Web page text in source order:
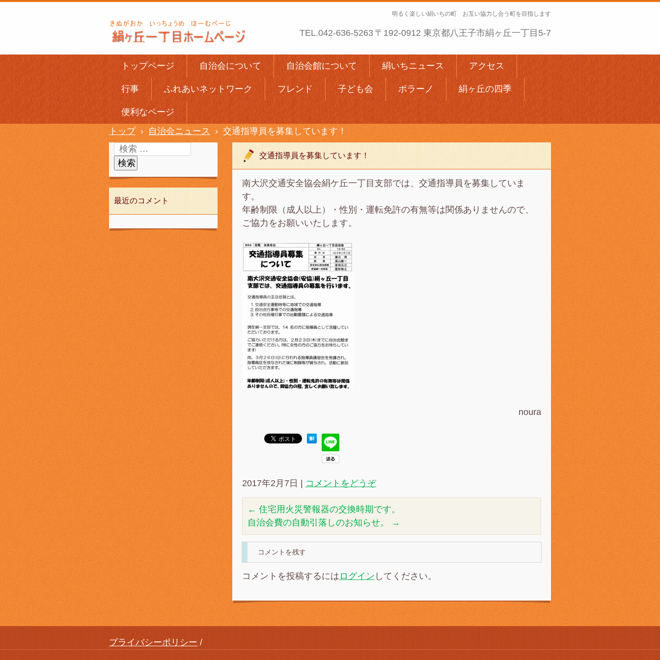
明るく楽しい絹いちの町 お互い協力し合う町を目指します
TEL.042-636-5263 〒192-0912 東京都八王子市絹ヶ丘一丁目5-7
トップページ 自治会について 自治会館について 絹いちニュース アクセス
行事 ふれあいネットワーク フレンド 子ども会 ポラーノ 絹ヶ丘の四季
便利なページ
トップ › 自治会ニュース › 交通指導員を募集しています！
交通指導員を募集しています！
南大沢交通安全協会絹ケ丘一丁目支部では、交通指導員を募集していま
す。
年齢制限（成人以上）・性別・運転免許の有無等は関係ありませんので、
ご協力をお願いいたします。
noura
2017年2月7日 コメントをどうぞ
← 住宅用火災警報器の交換時期です。
自治会費の自動引落しのお知らせ。
→
コメントを残す
コメントを投稿するには ログイン してください。
最近のコメント
プライバシーポリシー